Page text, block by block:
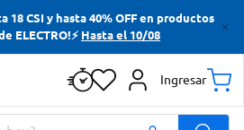
18 CSI y hasta 40% OFF en productos
ELECTRO!⚡ Hasta el 10/08
Ingresar
buscados